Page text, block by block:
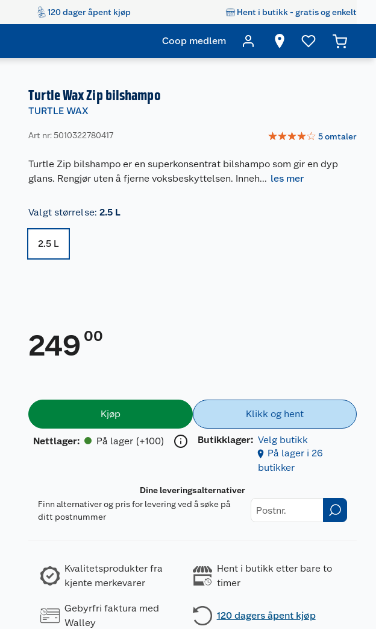
120 dager åpent kjøp Hent i butikk - gratis og enkelt
Coop medlem
Turtle Wax Zip bilshampo
TURTLE WAX
Art nr: 5010322780417 ☆☆☆☆☆ 5omtaler
Turtle Zip bilshampo er en superkonsentrat bilshampo som gir en dyp
glans. Rengjør uten å fjerne voksbeskyttelsen. Inneh... les mer
Valgt størrelse: 2.5 L
2.5 L
249 00
Kjøp
Nettlager: På lager (+100)
Klikk og hent
Butikklager: Velg butikk
På lager i 26
butikker
Dine leveringsalternativer
Finn alternativer og pris for levering ved å søke på
ditt postnummer
Kvalitetsprodukter fra
kjente merkevarer
Hent i butikk etter bare to
timer
Gebyrfri faktura med
Walley
120 dagers åpent kjøp